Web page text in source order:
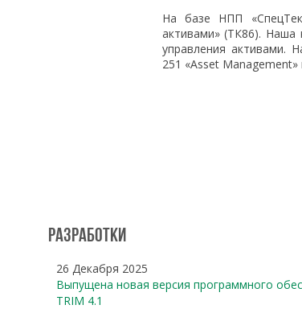
На базе НПП
активами» (ТК86). Наша
управления активами.
251 «Asset
Разработки
26 Декабря 2025
Выпущена новая версия программного
TRIM 4.1